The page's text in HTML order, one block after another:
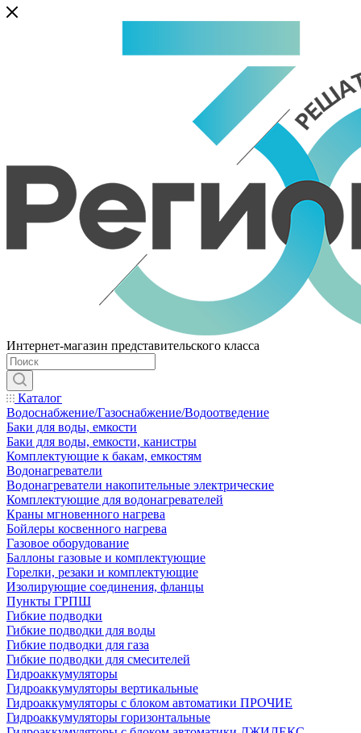
Интернет-магазин представительского класса
Каталог
Водоснабжение/Газоснабжение/Водоотведение
Баки для воды, емкости
Баки для воды, емкости, канистры
Комплектующие к бакам, емкостям
Водонагреватели
Водонагреватели накопительные электрические
Комплектующие для водонагревателей
Краны мгновенного нагрева
Бойлеры косвенного нагрева
Газовое оборудование
Баллоны газовые и комплектующие
Горелки, резаки и комплектующие
Изолирующие соединения, фланцы
Пункты ГРПШ
Гибкие подводки
Гибкие подводки для воды
Гибкие подводки для газа
Гибкие подводки для смесителей
Гидроаккумуляторы
Гидроаккумуляторы вертикальные
Гидроаккумуляторы с блоком автоматики ПРОЧИЕ
Гидроаккумуляторы горизонтальные